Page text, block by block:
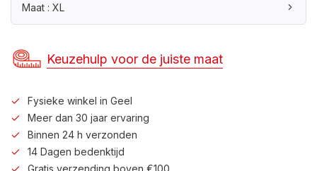
Maat : XL
Keuzehulp voor de juiste maat
Fysieke winkel in Geel
Meer dan 30 jaar ervaring
Binnen 24 h verzonden
14 Dagen bedenktijd
Gratis verzending boven €100